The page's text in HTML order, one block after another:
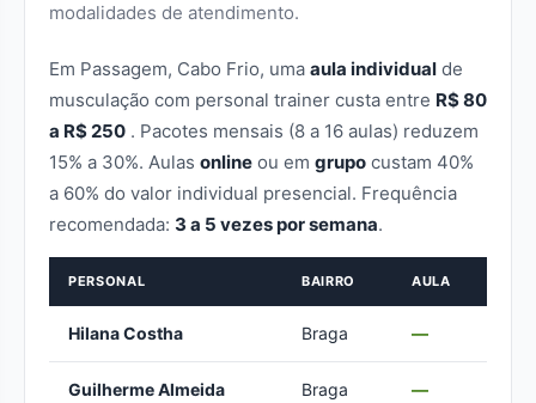
modalidades de atendimento.
Em Passagem, Cabo Frio, uma aula individual de
musculação com personal trainer custa entre R$ 80
a R$ 250 . Pacotes mensais (8 a 16 aulas) reduzem
15% a 30%. Aulas online ou em grupo custam 40%
a 60% do valor individual presencial. Frequência
recomendada: 3 a 5 vezes por semana.
PERSONAL BAIRRO AULA
Hilana Costha Braga —
Guilherme Almeida Braga —